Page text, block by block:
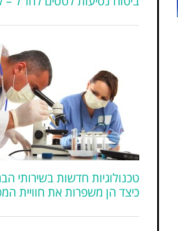
טכנולוגיות חדשות בשירותי
כיצד הן משפרות את חוויית